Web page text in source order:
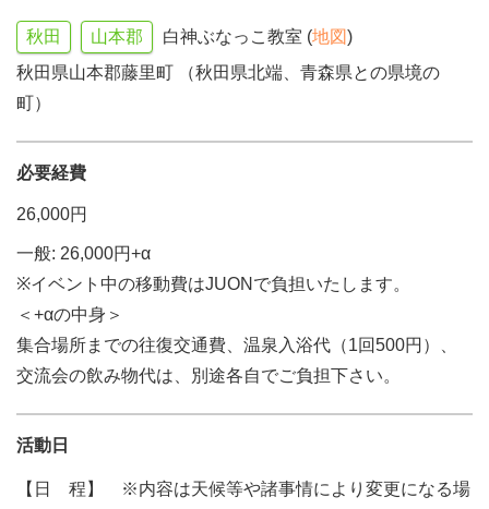
秋田 山本郡 白神ぶなっこ教室 (地図)
秋田県山本郡藤里町 （秋田県北端、青森県との県境の
町）
必要経費
26,000円
一般: 26,000円+α
※イベント中の移動費はJUONで負担いたします。
＜+αの中身＞
集合場所までの往復交通費、温泉入浴代（1回500円）、
交流会の飲み物代は、別途各自でご負担下さい。
活動日
【日 程】 ※内容は天候等や諸事情により変更になる場